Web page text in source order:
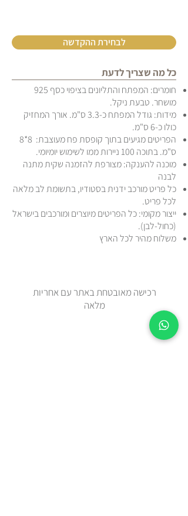
לבחירת ההקדשה
כל מה שצריך לדעת
חומרים: המפתח והתליונים בציפוי כסף 925
מושחר. טבעת ניקל.
מידות: גודל המפתח כ-3.3 ס"מ. אורך המחזיק
כולו כ-6 ס"מ.
הפריטים מגיעים בתוך קופסת פח מעוצבת: 8*8
ס"מ. בתוכה 100 ניירות ממו לשימוש יומיומי.
מוכנה להענקה: מצורפת להזמנה שקית מתנה
לבנה
כל פריט מורכב ידנית בסטודיו, בתשומת לב מלאה
לכל פריט.
ייצור מקומי: כל הפריטים מיוצרים ומורכבים בישראל
(כחול-לבן).
משלוח מהיר לכל הארץ
רכישה מאובטחת באתר עם אחריות
מלאה